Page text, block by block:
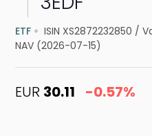
ETF ISIN XS2872232850 /
NAV (2026-07-15)
EUR 30.11 -0.57%